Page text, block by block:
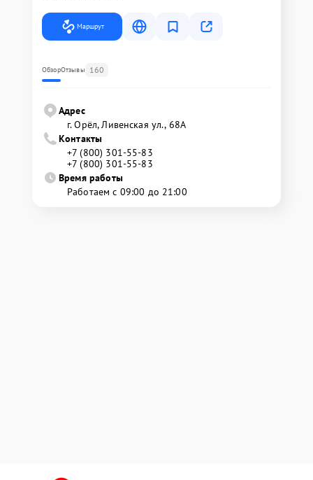
Маршрут
ОбзорОтзывы 160
Адрес
г. Орёл, Ливенская ул., 68А
Контакты
+7 (800) 301-55-83
+7 (800) 301-55-83
Время работы
Работаем с 09:00 до 21:00